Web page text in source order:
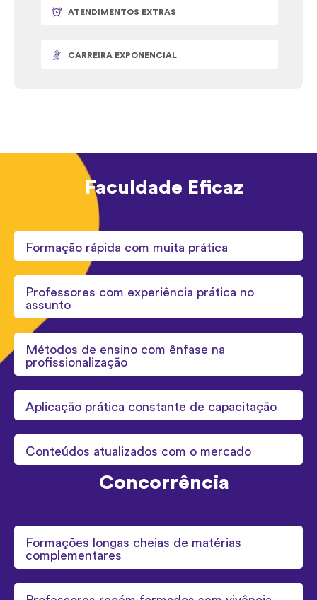
ATENDIMENTOS EXTRAS
CARREIRA EXPONENCIAL
Faculdade Eficaz
Formação rápida com muita prática
Professores com experiência prática no
assunto
Métodos de ensino com ênfase na
profissionalização
Aplicação prática constante de capacitação
Conteúdos atualizados com o mercado
Concorrência
Formações longas cheias de matérias
complementares